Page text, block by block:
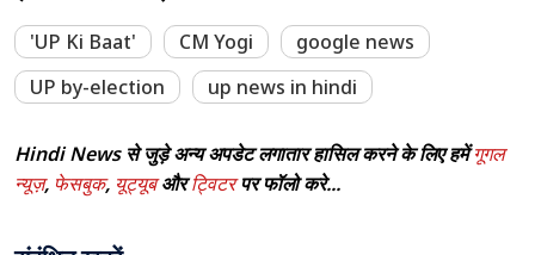
'UP Ki Baat'
CM Yogi
google news
UP by-election
up news in hindi
Hindi News से जुड़े अन्य अपडेट लगातार हासिल करने के लिए हमेंगूगल
न्यूज़, फेसबुक, यूट्यूबऔरट्विटरपर फॉलो करे...